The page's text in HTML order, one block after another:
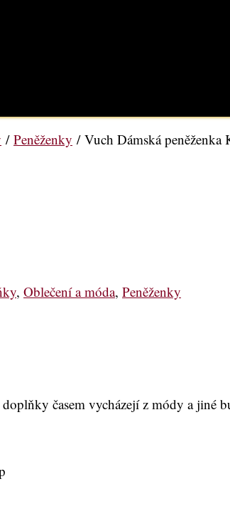
/ Peněženky / Vuch Dámská peněženka
, Oblečení a móda, Peněženky
doplňky časem vycházejí z módy a